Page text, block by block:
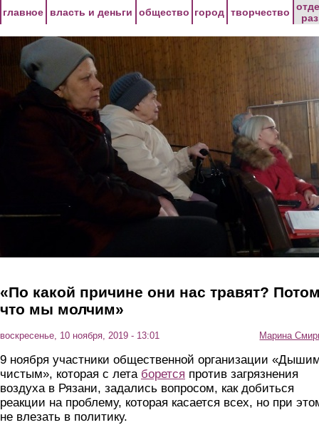
главное власть и деньги общество город творчество
«По какой причине они нас травят?
что мы молчим»
воскресенье, 10 ноября, 2019 - 13:01 Марина
9 ноября участники общественной организации
чистым», которая с лета борется против загрязнения
воздуха в Рязани, задались вопросом, как добиться
реакции на проблему, которая касается всех, но при
не влезать в политику.